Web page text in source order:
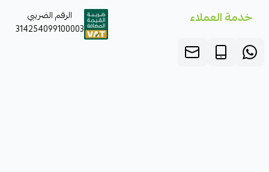
خدمة العملاء
الرقم الضريبي
314254099100003